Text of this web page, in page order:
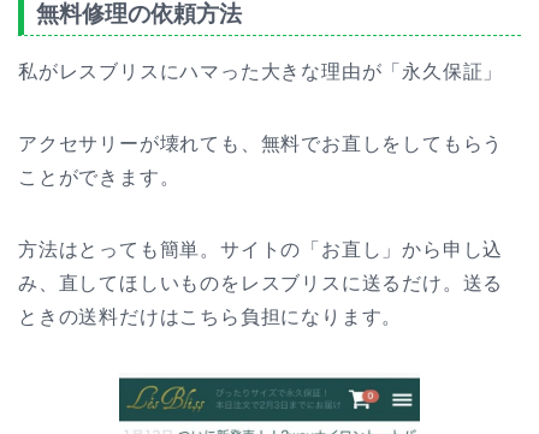
無料修理の依頼方法
私がレスブリスにハマった大きな理由が「永久保証」
アクセサリーが壊れても、無料でお直しをしてもらう
ことができます。
方法はとっても簡単。サイトの「お直し」から申し込
み、直してほしいものをレスブリスに送るだけ。 送る
ときの送料だけはこちら負担になります。